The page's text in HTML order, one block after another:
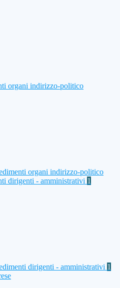
organi indirizzo-politico
organi indirizzo-politico
dirigenti - amministrativi 1
dirigenti - amministrativi 1